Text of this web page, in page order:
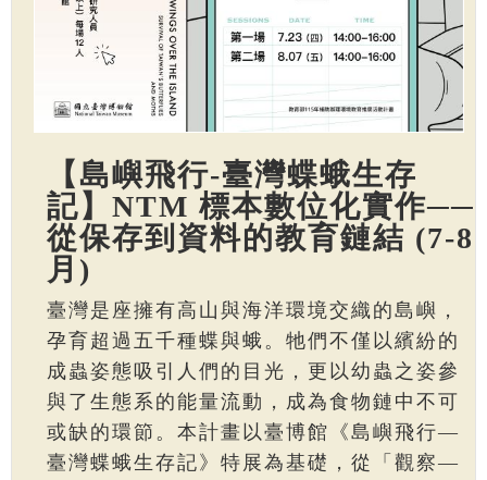
【島嶼飛行-臺灣蝶蛾生存
記】NTM 標本數位化實作──
從保存到資料的教育鏈結 (7-8
月)
臺灣是座擁有高山與海洋環境交織的島嶼，
孕育超過五千種蝶與蛾。牠們不僅以繽紛的
成蟲姿態吸引人們的目光，更以幼蟲之姿參
與了生態系的能量流動，成為食物鏈中不可
或缺的環節。本計畫以臺博館《島嶼飛行—
臺灣蝶蛾生存記》特展為基礎，從「觀察—